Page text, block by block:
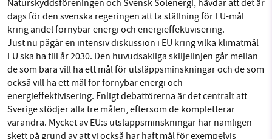
Naturskyddsföreningen och Svensk Solenergi, hävdar att det är
dags för den svenska regeringen att ta ställning för EU-mål
kring andel förnybar energi och energieffektivisering.
Just nu pågår en intensiv diskussion i EU kring vilka klimatmål
EU ska ha till år 2030. Den huvudsakliga skiljelinjen går mellan
de som bara vill ha ett mål för utsläppsminskningar och de som
också vill ha ett mål för förnybar energi och
energieffektivisering. Enligt debattörerna är det centralt att
Sverige stödjer alla tre målen, eftersom de kompletterar
varandra. Mycket av EU:s utsläppsminskningar har nämligen
skett på grund av att vi också har haft mål för exempelvis
starten 2010 har vår ideella redaktion drivit
miljödebatten framåt genom
nyhetsbevakning och granskningar. Nu vill vi
utveckla vårt arbete – och vi hoppas att du
vill hjälpa oss.
Stötta vårt arbete genom att swisha en slant till
1231368703